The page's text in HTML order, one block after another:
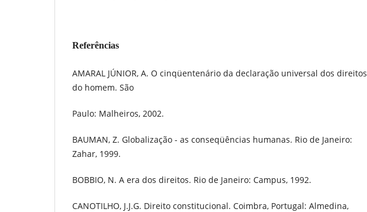
Referências
AMARAL JÚNIOR, A. O cinqüentenário da declaração universal dos direitos
do homem. São
Paulo: Malheiros, 2002.
BAUMAN, Z. Globalização - as conseqüências humanas. Rio de Janeiro:
Zahar, 1999.
BOBBIO, N. A era dos direitos. Rio de Janeiro: Campus, 1992.
CANOTILHO, J.J.G. Direito constitucional. Coimbra, Portugal: Almedina,